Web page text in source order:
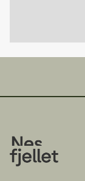
familier sammen.
Vi anbefaler å
nesfjellet.no for